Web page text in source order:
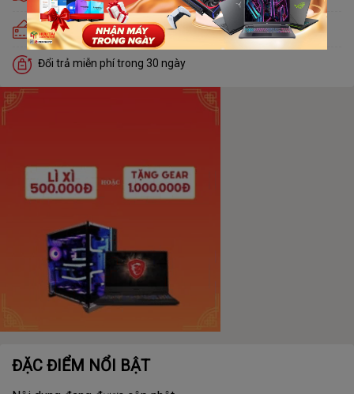
Trả góp lãi suất 0% qua thẻ tín dụng Visa, Master, JCB
Đổi trả miễn phí trong 30 ngày
ĐẶC ĐIỂM NỔI BẬT